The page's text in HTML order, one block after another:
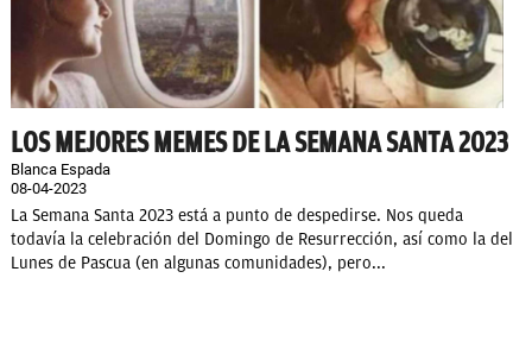
LOS MEJORES MEMES DE LA SEMANA SANTA 2023
Blanca Espada
08-04-2023
La Semana Santa 2023 está a punto de despedirse. Nos queda
todavía la celebración del Domingo de Resurrección, así como la del
Lunes de Pascua (en algunas comunidades), pero...